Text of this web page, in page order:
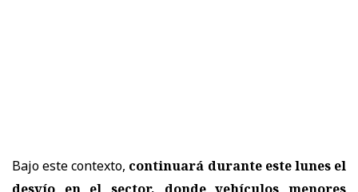
Bajo este contexto, continuará durante este lunes el